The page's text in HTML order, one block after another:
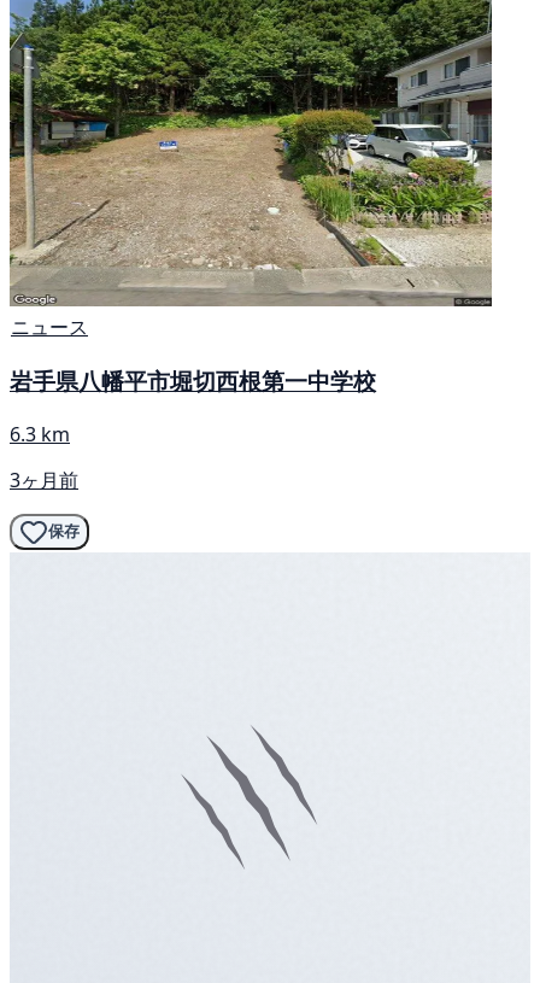
ニュース
岩手県八幡平市堀切西根第一中学校
6.3 km
3ヶ月前
保存